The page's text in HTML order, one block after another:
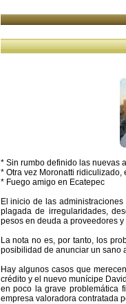
* Sin rumbo definido las nuevas
* Otra vez Moronatti ridiculizado,
* Fuego amigo en Ecatepec
El inicio de las
plagada de irregularidades,
pesos en deuda a proveedores
La nota no es, por tanto, los
posibilidad de anunciar un sano
Hay algunos casos que
crédito y el nuevo munícipe
en poco la grave problemática
empresa valoradora contratada